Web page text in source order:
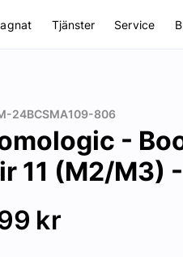
Tjänster Service
24BCSMA109-806
-
11 (M2/M3)
kr